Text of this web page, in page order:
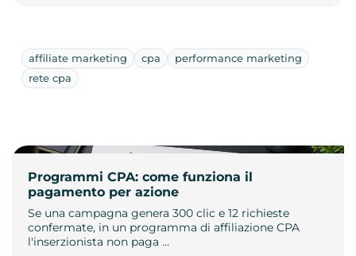
affiliate marketing cpa
performance marketing
rete cpa
Programmi CPA: come funziona il
pagamento per azione
Se una campagna genera 300 clic e 12 richieste
confermate, in un programma di affiliazione CPA
l'inserzionista non paga …